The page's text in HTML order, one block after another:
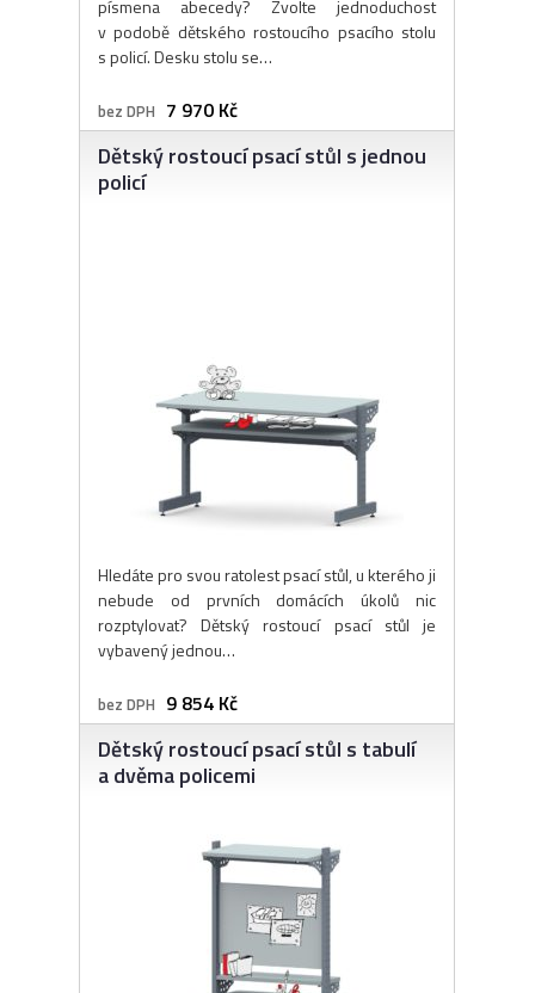
písmena abecedy? Zvolte jednoduchost
v podobě dětského rostoucího psacího stolu
s policí. Desku stolu se…
bez DPH 7 970 Kč
Dětský rostoucí psací stůl s jednou
policí
Hledáte pro svou ratolest psací stůl, u kterého ji
nebude od prvních domácích úkolů nic
rozptylovat? Dětský rostoucí psací stůl je
vybavený jednou…
bez DPH 9 854 Kč
Dětský rostoucí psací stůl s tabulí
a dvěma policemi